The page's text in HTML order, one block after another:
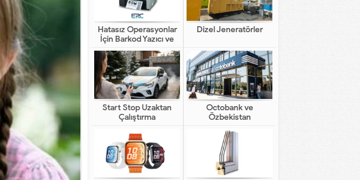
Hatasız Operasyonlar
İçin Barkod Yazıcı ve
Otomasyon Sistemleri
Dizel Jeneratörler
Start Stop Uzaktan
Çalıştırma
Octobank ve
Özbekistan
Bankalarının Dijital
Finansal Altyapının
Gelişimindeki Yeni Rolü